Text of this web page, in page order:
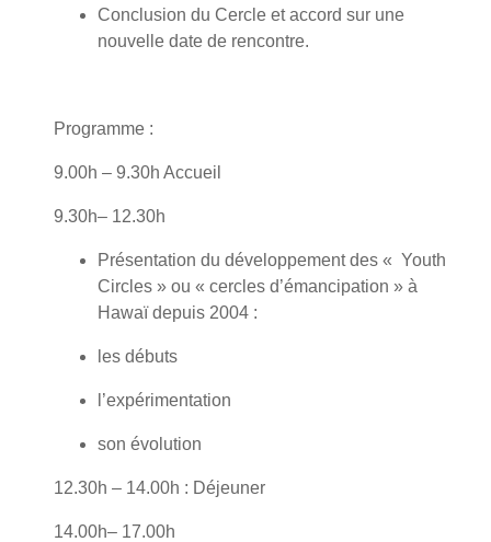
Conclusion du Cercle et accord sur une
nouvelle date de rencontre.
Programme :
9.00h – 9.30h Accueil
9.30h– 12.30h
Présentation du développement des « Youth
Circles » ou « cercles d’émancipation » à
Hawaï depuis 2004 :
les débuts
l’expérimentation
son évolution
12.30h – 14.00h : Déjeuner
14.00h– 17.00h